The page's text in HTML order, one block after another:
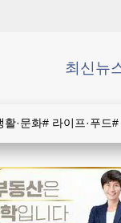
최신뉴
활·문화# 라이프·푸드#